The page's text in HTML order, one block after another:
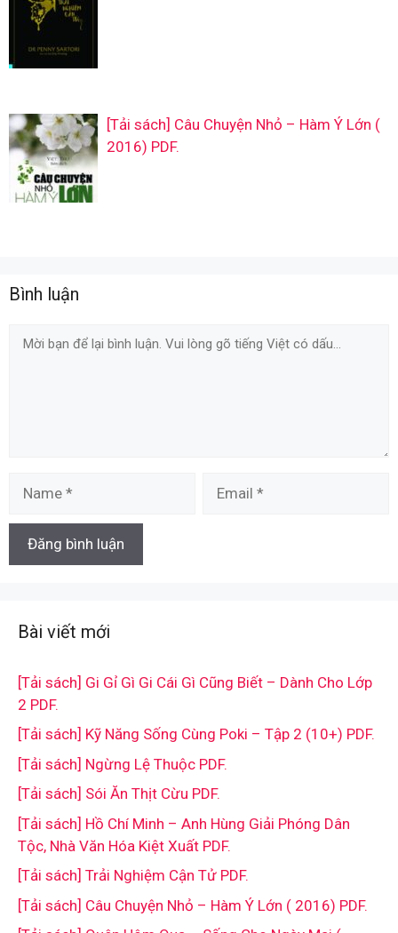
[Tải sách] Câu Chuyện Nhỏ – Hàm Ý Lớn (
2016) PDF.
Bình luận
Comment
Bài viết mới
[Tải sách] Gi Gỉ Gì Gi Cái Gì Cũng Biết – Dành Cho Lớp
2 PDF.
[Tải sách] Kỹ Năng Sống Cùng Poki – Tập 2 (10+) PDF.
[Tải sách] Ngừng Lệ Thuộc PDF.
[Tải sách] Sói Ăn Thịt Cừu PDF.
[Tải sách] Hồ Chí Minh – Anh Hùng Giải Phóng Dân
Tộc, Nhà Văn Hóa Kiệt Xuất PDF.
[Tải sách] Trải Nghiệm Cận Tử PDF.
[Tải sách] Câu Chuyện Nhỏ – Hàm Ý Lớn ( 2016) PDF.